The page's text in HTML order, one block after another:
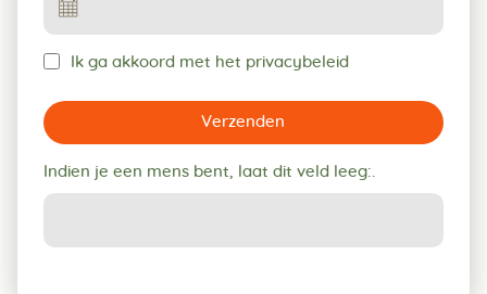
Ik ga akkoord met het privacybeleid
Verzenden
Indien je een mens bent, laat dit veld leeg:.